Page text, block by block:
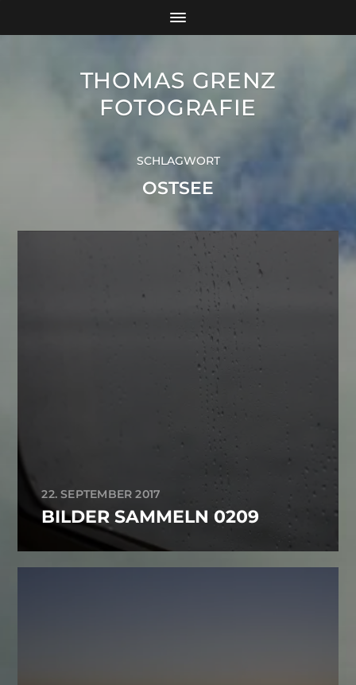
THOMAS GRENZ
FOTOGRAFIE
SCHLAGWORT
OSTSEE
22. SEPTEMBER 2017
BILDER SAMMELN 0209